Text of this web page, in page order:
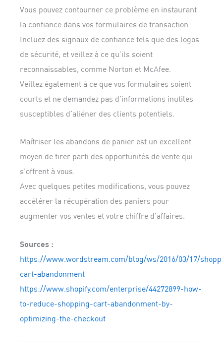
Vous pouvez contourner ce problème en instaurant
la confiance dans vos formulaires de transaction.
Incluez des signaux de confiance tels que des logos
de sécurité, et veillez à ce qu’ils soient
reconnaissables, comme Norton et McAfee.
Veillez également à ce que vos formulaires soient
courts et ne demandez pas d’informations inutiles
susceptibles d’aliéner des clients potentiels.
Maîtriser les abandons de panier est un excellent
moyen de tirer parti des opportunités de vente qui
s’offrent à vous.
Avec quelques petites modifications, vous pouvez
accélérer la récupération des paniers pour
augmenter vos ventes et votre chiffre d’affaires.
Sources :
https://www.wordstream.com/blog/ws/2016/03/17/
cart-abandonment
https://www.shopify.com/enterprise/44272899-how-
to-reduce-shopping-cart-abandonment-by-
optimizing-the-checkout